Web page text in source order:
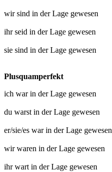
wir sind in der Lage gewesen
ihr seid in der Lage gewesen
sie sind in der Lage gewesen
Plusquamperfekt
ich warin der Lage gewesen
du warst in der Lage gewesen
er/sie/es warin der Lage gewesen
wir waren in der Lage gewesen
ihr wart in der Lage gewesen